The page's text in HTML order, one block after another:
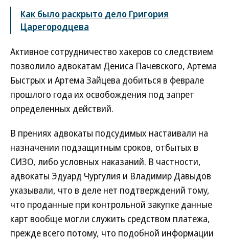
Как было раскрыто дело Григория
Царегородцева
Активное сотрудничество хакеров со следствием
позволило адвокатам Дениса Пачевского, Артема
Быстрых и Артема Зайцева добиться в феврале
прошлого года их освобождения под запрет
определенных действий.
В прениях адвокаты подсудимых настаивали на
назначении подзащитным сроков, отбытых в
СИЗО, либо условных наказаний. В частности,
адвокаты Эдуард Чургулия и Владимир Давыдов
указывали, что в деле нет подтверждений тому,
что проданные при контрольной закупке данные
карт вообще могли служить средством платежа,
прежде всего потому, что подобной информации